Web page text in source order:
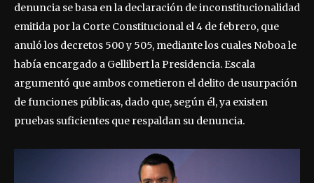
denuncia se basa en la declaración de inconstitucionalidad
emitida por la Corte Constitucional el 4 de febrero, que
anuló los decretos 500 y 505, mediante los cuales Noboa le
había encargado a Gellibert la Presidencia. Escala
argumentó que ambos cometieron el delito de usurpación
de funciones públicas, dado que, según él, ya existen
pruebas suficientes que respaldan su denuncia.